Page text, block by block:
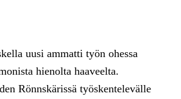
uusi ammatti työn ohessa
hienolta haaveelta.
Rönnskärissä työskentelevälle